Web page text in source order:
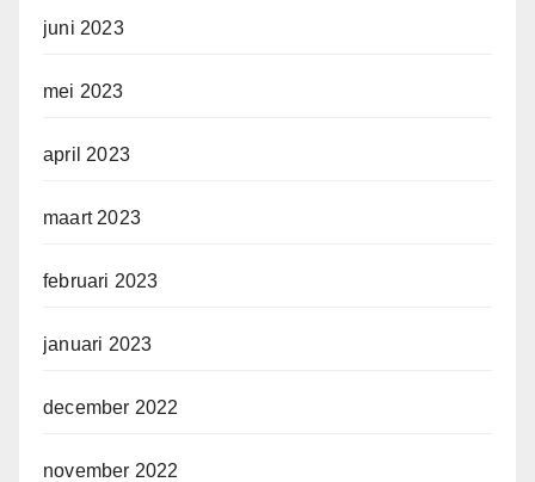
juni 2023
mei 2023
april 2023
maart 2023
februari 2023
januari 2023
december 2022
november 2022